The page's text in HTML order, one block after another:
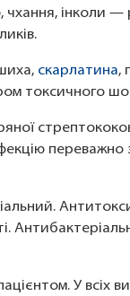
чхання, інколи
скарлатина,
токсичного
переважно
У всіх